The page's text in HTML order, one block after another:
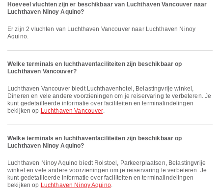
Hoeveel vluchten zijn er beschikbaar van Luchthaven Vancouver naar
Luchthaven Ninoy Aquino?
Er zijn 2 vluchten van Luchthaven Vancouver naar Luchthaven Ninoy
Aquino.
Welke terminals en luchthavenfaciliteiten zijn beschikbaar op
Luchthaven Vancouver?
Luchthaven Vancouver biedt Luchthavenhotel, Belastingvrije winkel,
Dineren en vele andere voorzieningen om je reiservaring te verbeteren. Je
kunt gedetailleerde informatie over faciliteiten en terminalindelingen
bekijken op Luchthaven Vancouver.
Welke terminals en luchthavenfaciliteiten zijn beschikbaar op
Luchthaven Ninoy Aquino?
Luchthaven Ninoy Aquino biedt Rolstoel, Parkeerplaatsen, Belastingvrije
winkel en vele andere voorzieningen om je reiservaring te verbeteren. Je
kunt gedetailleerde informatie over faciliteiten en terminalindelingen
bekijken op Luchthaven Ninoy Aquino.